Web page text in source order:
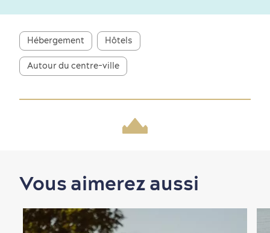
Hébergement Hôtels
Autour du centre-ville
Vous aimerez aussi